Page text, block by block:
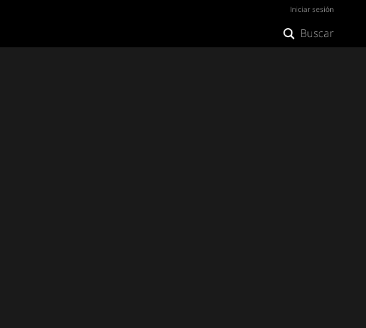
Iniciar sesión
Buscar